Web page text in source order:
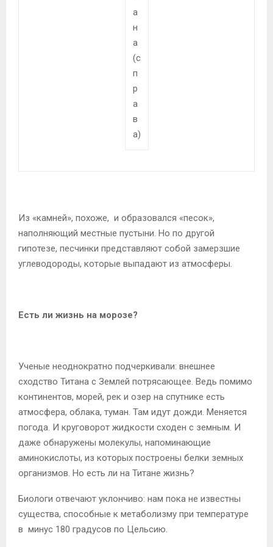
а
н
а
(с
п
р
а
в
а)
Из «камней», похоже, и образовался «песок»,
наполняющий местные пустыни. Но по другой
гипотезе, песчинки представляют собой замерзшие
углеводороды, которые выпадают из атмосферы.
Есть ли жизнь на морозе?
Ученые неоднократно подчеркивали: внешнее
сходство Титана с Землей потрясающее. Ведь помимо
континентов, морей, рек и озер на спутнике есть
атмосфера, облака, туман. Там идут дожди. Меняется
погода. И круговорот жидкости сходен с земным. И
даже обнаружены молекулы, напоминающие
аминокислоты, из которых построены белки земных
организмов. Но есть ли на Титане жизнь?
Биологи отвечают уклончиво: нам пока не известны
существа, способные к метаболизму при температуре
в минус 180 градусов по Цельсию.